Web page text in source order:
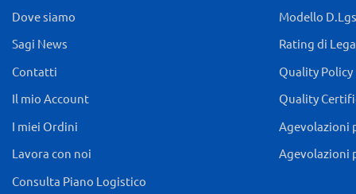
Dove siamo
Sagi News
Contatti
Il mio Account
I miei Ordini
Lavora con noi
Consulta Piano Logistico
Modello
Rating di
Quality Policy
Quality
Agevolazioni
Agevolazioni